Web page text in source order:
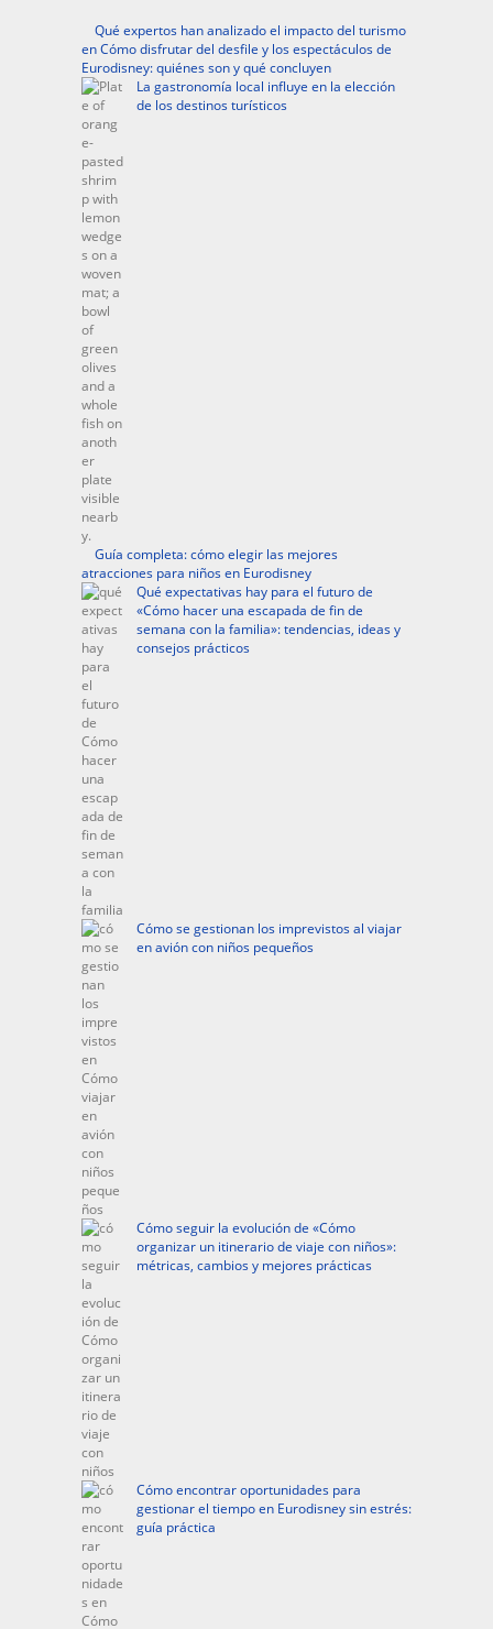
Qué expertos han analizado el impacto del turismo
en Cómo disfrutar del desfile y los espectáculos de
Eurodisney: quiénes son y qué concluyen
La gastronomía local influye en la elección
de los destinos turísticos
Guía completa: cómo elegir las mejores
atracciones para niños en Eurodisney
Qué expectativas hay para el futuro de
«Cómo hacer una escapada de fin de
semana con la familia»: tendencias, ideas y
consejos prácticos
Cómo se gestionan los imprevistos al viajar
en avión con niños pequeños
Cómo seguir la evolución de «Cómo
organizar un itinerario de viaje con niños»:
métricas, cambios y mejores prácticas
Cómo encontrar oportunidades para
gestionar el tiempo en Eurodisney sin estrés:
guía práctica